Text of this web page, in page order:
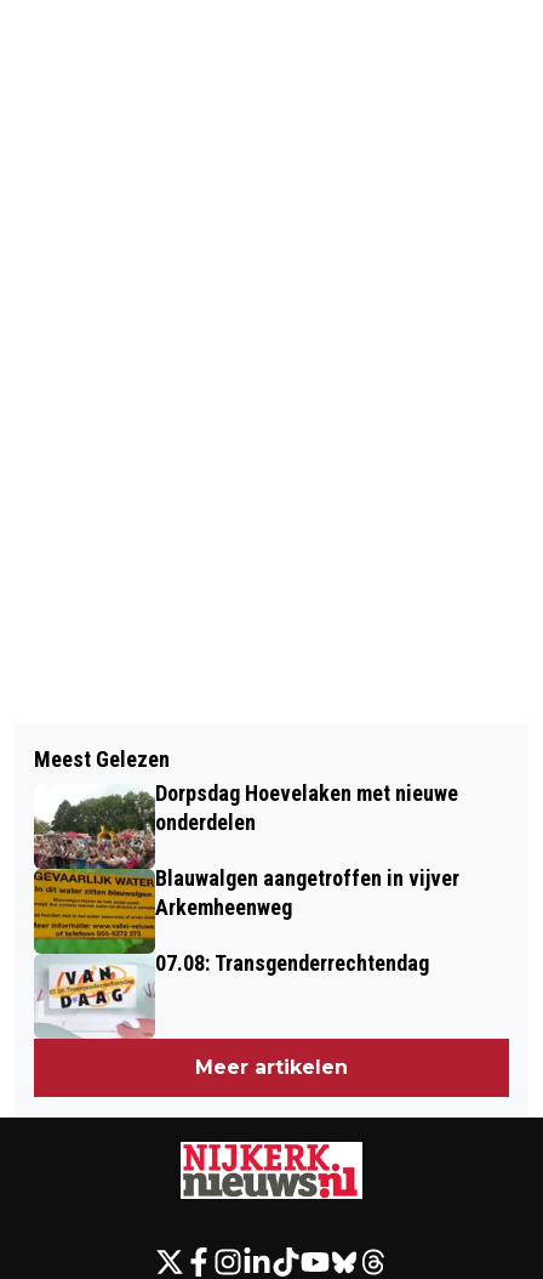
NIEUWE LOOK VOOR BSO HOLK -
DOORNSTEEG
SLIMME ASSISTENT VOOR
FOODPROFESSIONALS: QSTA
LANCEERT AI-TOOL
Meest Gelezen
Dorpsdag Hoevelaken met nieuwe
onderdelen
Blauwalgen aangetroffen in vijver
Arkemheenweg
07.08: Transgenderrechtendag
Meer artikelen